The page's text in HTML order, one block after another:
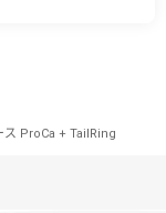
ス ProCa + TailRing